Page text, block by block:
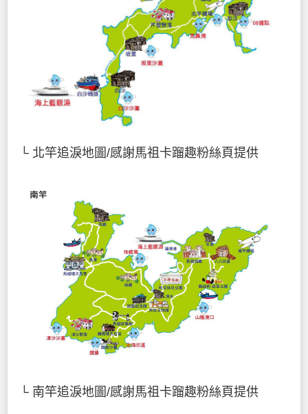
└ 北竿追淚地圖/感謝馬祖卡蹓趣粉絲頁提供
└ 南竿追淚地圖/感謝馬祖卡蹓趣粉絲頁提供